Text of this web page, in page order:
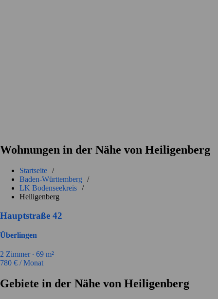
Wohnungen in der Nähe von Heiligenberg
Startseite /
Baden-Württemberg
/
LK Bodenseekreis /
Heiligenberg
Hauptstraße 42
Überlingen
2 Zimmer ∙ 69 m²
780 € / Monat
Gebiete in der Nähe von Heiligenberg